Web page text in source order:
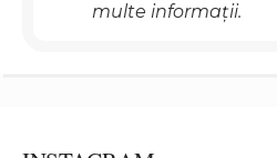
multe informații.